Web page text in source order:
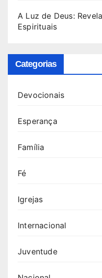
A Luz de Deus:
Espirituais
Categorias
Devocionais
Esperança
Família
Fé
Igrejas
Internacional
Juventude